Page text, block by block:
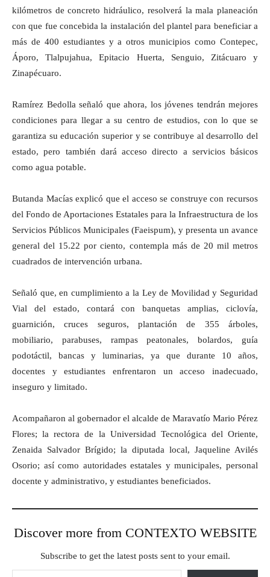
kilómetros de concreto hidráulico, resolverá la mala planeación
con que fue concebida la instalación del plantel para beneficiar a
más de 400 estudiantes y a otros municipios como Contepec,
Áporo, Tlalpujahua, Epitacio Huerta, Senguio, Zitácuaro y
Zinapécuaro.
Ramírez Bedolla señaló que ahora, los jóvenes tendrán mejores
condiciones para llegar a su centro de estudios, con lo que se
garantiza su educación superior y se contribuye al desarrollo del
estado, pero también dará acceso directo a servicios básicos
como agua potable.
Butanda Macías explicó que el acceso se construye con recursos
del Fondo de Aportaciones Estatales para la Infraestructura de los
Servicios Públicos Municipales (Faeispum), y presenta un avance
general del 15.22 por ciento, contempla más de 20 mil metros
cuadrados de intervención urbana.
Señaló que, en cumplimiento a la Ley de Movilidad y Seguridad
Vial del estado, contará con banquetas amplias, ciclovía,
guarnición, cruces seguros, plantación de 355 árboles,
mobiliario, parabuses, rampas peatonales, bolardos, guía
podotáctil, bancas y luminarias, ya que durante 10 años,
docentes y estudiantes enfrentaron un acceso inadecuado,
inseguro y limitado.
Acompañaron al gobernador el alcalde de Maravatío Mario Pérez
Flores; la rectora de la Universidad Tecnológica del Oriente,
Zenaida Salvador Brígido; la diputada local, Jaqueline Avilés
Osorio; así como autoridades estatales y municipales, personal
docente y administrativo, y estudiantes beneficiados.
Discover more from CONTEXTO WEBSITE
Subscribe to get the latest posts sent to your email.
Type your email…